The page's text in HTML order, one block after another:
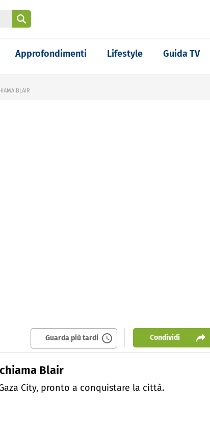
Approfondimenti Lifestyle Guida TV
BLAIR
Guarda più tardi Condividi
Blair
City, pronto a conquistare la città.